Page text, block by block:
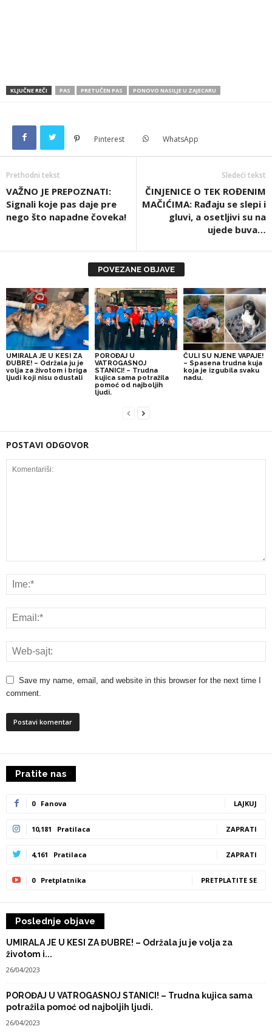
KLJUČNE REČI PAS PRETUČEN PAS PONOVO NASILJE U ZAJECARU
Pinterest WhatsApp
Prethodni tekst
VAŽNO JE PREPOZNATI:
Signali koje pas daje pre
nego što napadne čoveka!
Sledeći tekst
ČINJENICE O TEK ROĐENIM
MAČIĆIMA: Rađaju se slepi i
gluvi, a osetljivi su na
ujede buva…
POVEZANE OBJAVE
UMIRALA JE U KESI ZA
ĐUBRE! – Održala ju je
volja za životom i briga
ljudi koji nisu odustali
POROĐAJ U
VATROGASNOJ
STANICI! – Trudna
kujica sama potražila
pomoć od najboljih
ljudi.
ČULI SU NJENE VAPAJE!
– Spasena trudna kuja
koja je izgubila svaku
nadu.
POSTAVI ODGOVOR
Save my name, email, and website in this browser for the next time I
comment.
Pratite nas
0 Fanova LAJKUJ
10,181 Pratilaca ZAPRATI
4,161 Pratilaca ZAPRATI
0 Pretplatnika PRETPLATITE SE
Poslednje objave
UMIRALA JE U KESI ZA ĐUBRE! – Održala ju je volja za
životom i...
26/04/2023
POROĐAJ U VATROGASNOJ STANICI! – Trudna kujica sama
potražila pomoć od najboljih ljudi.
26/04/2023